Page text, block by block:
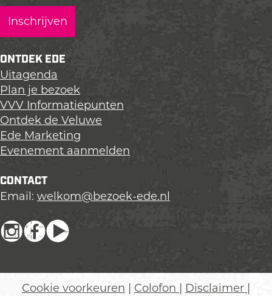
ONTDEK EDE
Uitagenda
Plan je bezoek
VVV Informatiepunten
Ontdek de Veluwe
Ede Marketing
Evenement aanmelden
CONTACT
Email: welkom@bezoek-ede.nl
I
F
e
Y
T
Cookie voorkeuren Colofon Disclaimer